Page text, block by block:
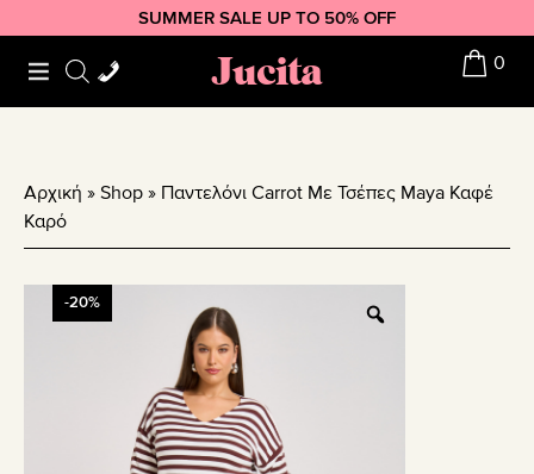
to
primary
to
main
to
footer
SUMMER SALE UP TO 50% OFF
Jucita 0
Αρχική » Shop » Παντελόνι Carrot Με Τσέπες Maya Καφέ
Καρό
-20%